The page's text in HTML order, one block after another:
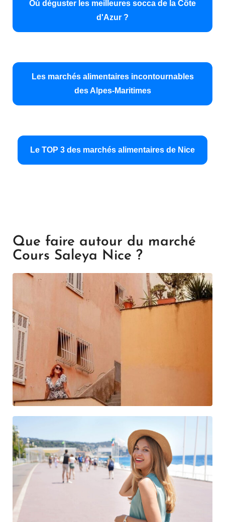
Où déguster les meilleures socca de la Côte
d'Azur ?
Les marchés alimentaires incontournables
des Alpes-Maritimes
Le TOP 3 des marchés alimentaires de Nice
Que faire autour du marché
Cours Saleya Nice ?